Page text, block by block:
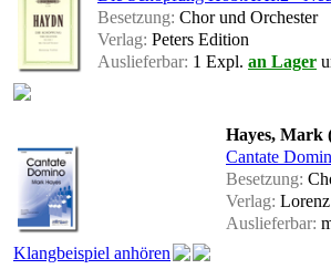
Besetzung: Chor und Orchester
Verlag: Peters Edition
Auslieferbar: 1 Expl. an Lager
Klangbeispiel anhören
Hayes, Mark
Cantate
Besetzung:
Verlag:
Auslieferbar: